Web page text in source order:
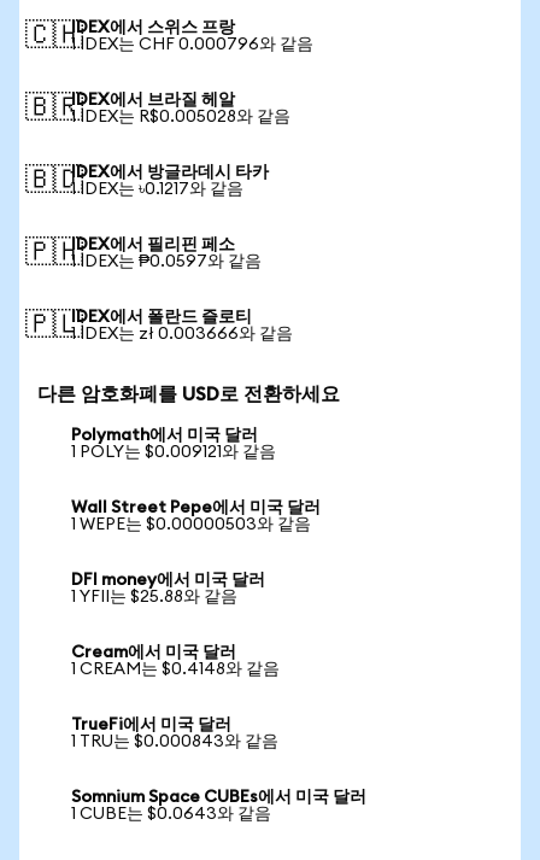
🇨🇭IDEX에서 스위스 프랑
1 IDEX는 CHF 0.000796와 같음
🇧🇷IDEX에서 브라질 헤알
1 IDEX는 R$0.005028와 같음
🇧🇩IDEX에서 방글라데시 타카
1 IDEX는 ৳0.1217와 같음
🇵🇭IDEX에서 필리핀 페소
1 IDEX는 ₱0.0597와 같음
🇵🇱IDEX에서 폴란드 즐로티
1 IDEX는 zł 0.003666와 같음
다른 암호화폐를 USD로 전환하세요
Polymath에서 미국 달러
1 POLY는 $0.009121와 같음
Wall Street Pepe에서 미국 달러
1 WEPE는 $0.00000503와 같음
DFI money에서 미국 달러
1 YFII는 $25.88와 같음
Cream에서 미국 달러
1 CREAM는 $0.4148와 같음
TrueFi에서 미국 달러
1 TRU는 $0.000843와 같음
Somnium Space CUBEs에서 미국 달러
1 CUBE는 $0.0643와 같음